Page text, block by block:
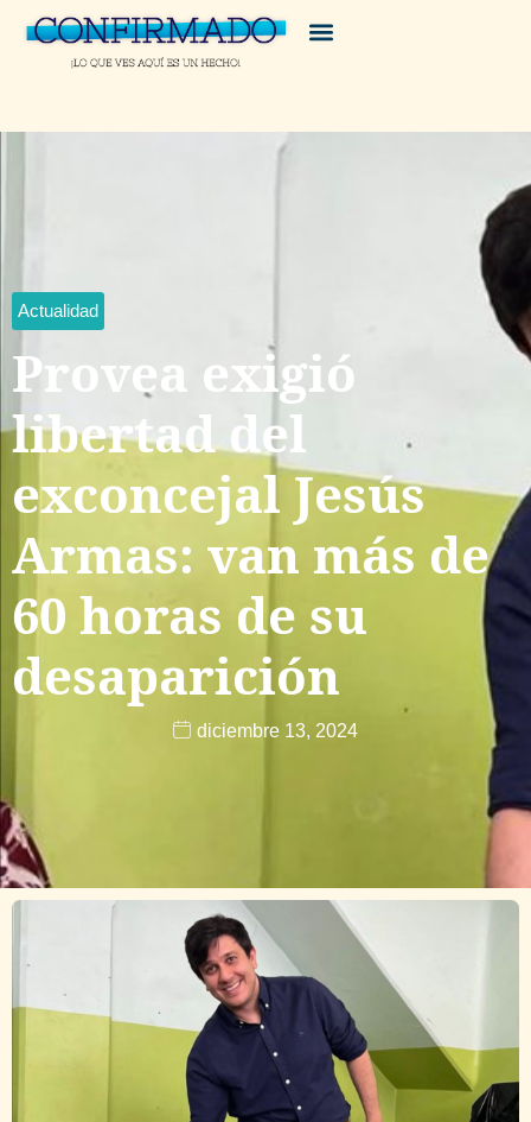
Actualidad
Provea exigió
libertad del
exconcejal Jesús
Armas: van más de
60 horas de su
desaparición
diciembre 13, 2024